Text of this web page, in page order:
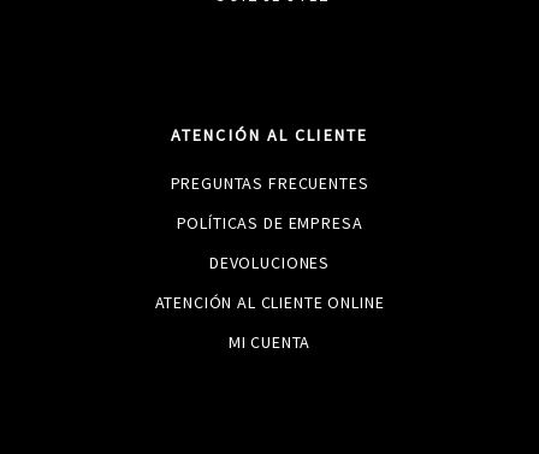
ATENCIÓN AL CLIENTE
PREGUNTAS FRECUENTES
POLÍTICAS DE EMPRESA
DEVOLUCIONES
ATENCIÓN AL CLIENTE ONLINE
MI CUENTA